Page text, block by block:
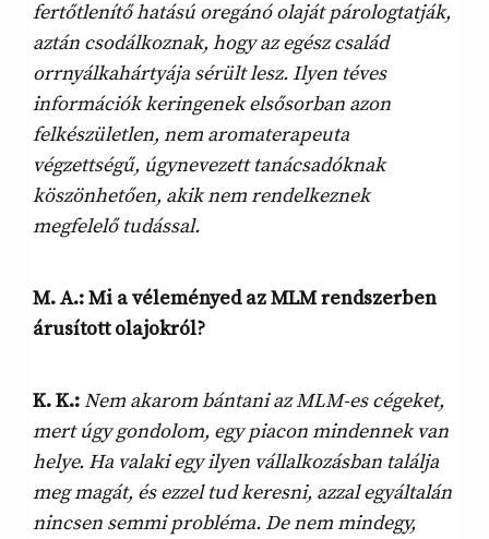
fertőtlenítő hatású oregánó olaját párologtatják,
aztán csodálkoznak, hogy az egész család
orrnyálkahártyája sérült lesz. Ilyen téves
információk keringenek elsősorban azon
felkészületlen, nem aromaterapeuta
végzettségű, úgynevezett tanácsadóknak
köszönhetően, akik nem rendelkeznek
megfelelő tudással.
M. A.: Mi a véleményed az MLM rendszerben
árusított olajokról?
K. K.:Nem akarom bántani az MLM-es cégeket,
mert úgy gondolom, egy piacon mindennek van
helye. Ha valaki egy ilyen vállalkozásban találja
meg magát, és ezzel tud keresni, azzal egyáltalán
nincsen semmi probléma. De nem mindegy,